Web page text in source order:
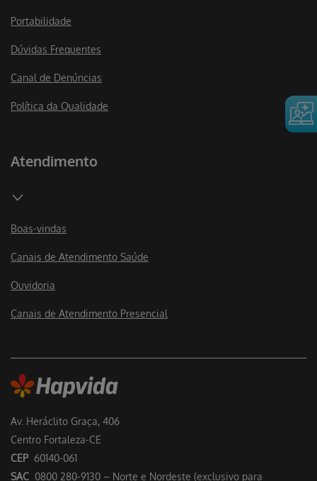
Av. Heráclito Graça, 406
Centro Fortaleza-CE
CEP 60140-061
SAC 0800 280-9130 – Norte e Nordeste (exclusivo para
Portabilidade
Dúvidas Frequentes
Canal de Denúncias
Política da Qualidade
Atendimento
Boas-vindas
Canais de Atendimento Saúde
Ouvidoria
Canais de Atendimento Presencial